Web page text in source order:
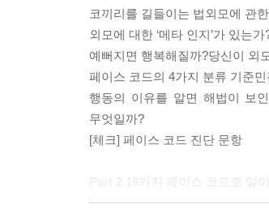
코끼리를 길들이는 법외모에 관
외모에 대한 ‘메타 인지’가 있는
예뻐지면 행복해질까?당신이 외
페이스 코드의 4가지 분류 기준
행동의 이유를 알면 해법이 보
무엇일까?
[체크] 페이스 코드 진단 문항